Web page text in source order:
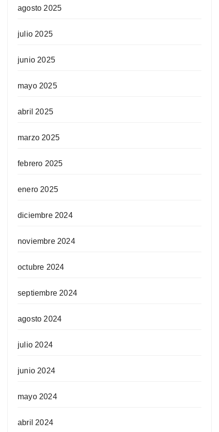
agosto 2025
julio 2025
junio 2025
mayo 2025
abril 2025
marzo 2025
febrero 2025
enero 2025
diciembre 2024
noviembre 2024
octubre 2024
septiembre 2024
agosto 2024
julio 2024
junio 2024
mayo 2024
abril 2024